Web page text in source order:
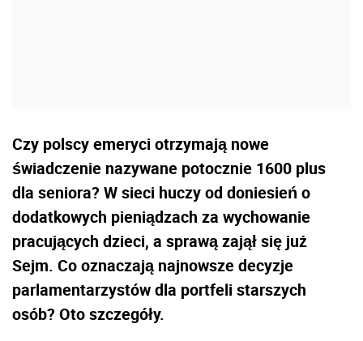
Czy polscy emeryci otrzymają nowe
świadczenie nazywane potocznie 1600 plus
dla seniora? W sieci huczy od doniesień o
dodatkowych pieniądzach za wychowanie
pracujących dzieci, a sprawą zajął się już
Sejm. Co oznaczają najnowsze decyzje
parlamentarzystów dla portfeli starszych
osób? Oto szczegóły.